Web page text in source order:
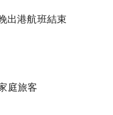
出港航班結束
庭旅客